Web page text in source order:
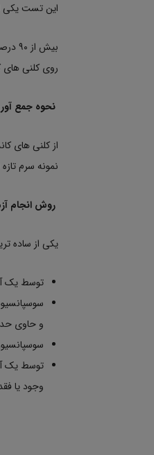
این تست یکی
روی کلنی های کشت ۲۴ یا ۴۸ ساعته
نحوه جمع
نمونه سرم
روش انجام
یکی از ساده
توسط یک
و حاوی حدود ۱۰۰ الی ۱۰۰۰
سوسپانسیون فوق الذکر
توسط یک
وجود یا